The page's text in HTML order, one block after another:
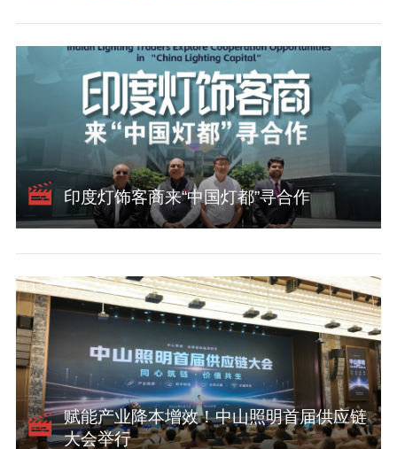
印度灯饰客商来“中国灯都”寻合作
赋能产业降本增效！中山照明首届供应链
大会举行